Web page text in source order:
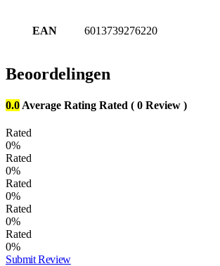
EAN 6013739276220
Beoordelingen
0.0 Average Rating Rated ( 0 Review )
Rated
0%
Rated
0%
Rated
0%
Rated
0%
Rated
0%
Submit Review